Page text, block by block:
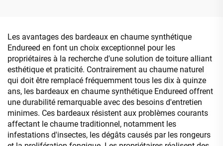
Les avantages des bardeaux en chaume synthétique
Endureed en font un choix exceptionnel pour les
propriétaires à la recherche d'une solution de toiture alliant
esthétique et praticité. Contrairement au chaume naturel
qui doit être remplacé fréquemment tous les dix à quinze
ans, les bardeaux en chaume synthétique Endureed offrent
une durabilité remarquable avec des besoins d'entretien
minimes. Ces bardeaux résistent aux problèmes courants
affectant le chaume traditionnel, notamment les
infestations d'insectes, les dégâts causés par les rongeurs